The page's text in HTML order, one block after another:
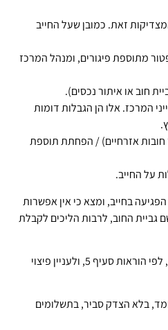
זאת. כמובן שעל החייב
מתוספת פיגורים, ומנהל המרכז
חוב או איתור נכסים).
המרכז. אלו הן הגבלות דומות
אזרחיים) / הפחתת תוספת
על החייב.
בחייב, ומצא כי אין אפשרות
גביית החוב, לרבות הליכים לקבלת
(2) החוב לא נפרע בתוך שנה מהיום שבו הומצאה לחייב בהמצאה מלאה דרישה נוספת לתשלום, לפי הוראות סעיף 5, ולעניין פיצוי
שהחייב אינו עומד, בלא הצדק סביר, בתשלומים